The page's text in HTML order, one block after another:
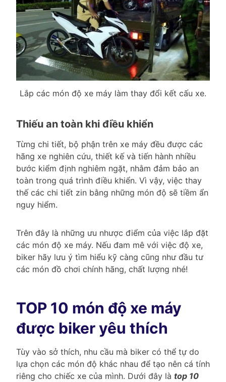
Lắp các món độ xe máy làm thay đổi kết cấu xe.
Thiếu an toàn khi điều khiển
Từng chi tiết, bộ phận trên xe máy đều được các
hãng xe nghiên cứu, thiết kế và tiến hành nhiều
bước kiểm định nghiêm ngặt, nhằm đảm bảo an
toàn trong quá trình điều khiển. Vì vậy, việc thay
thế các chi tiết zin bằng những món độ sẽ tiềm ẩn
nguy hiểm.
Trên đây là những ưu nhược điểm của việc lắp đặt
các món độ xe máy. Nếu đam mê với việc độ xe,
biker hãy lưu ý tìm hiểu kỹ càng cũng như đầu tư
các món đồ chơi chính hãng, chất lượng nhé!
TOP 10 món độ xe máy
được biker yêu thích
Tùy vào sở thích, nhu cầu mà biker có thể tự do
lựa chọn các món độ khác nhau để tạo nên cá tính
riêng cho chiếc xe của mình. Dưới đây là top 10